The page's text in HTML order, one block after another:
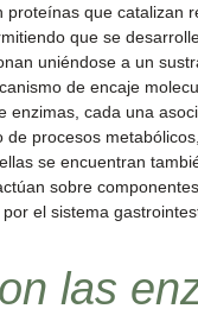
proteínas que catalizan
que se
uniéndose a un
de encaje
enzimas, cada una
de procesos
se encuentran
sobre
el sistema
las